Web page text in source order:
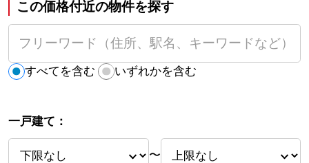
この価格付近の物件を探す
すべてを含む いずれかを含む
一戸建て：
〜